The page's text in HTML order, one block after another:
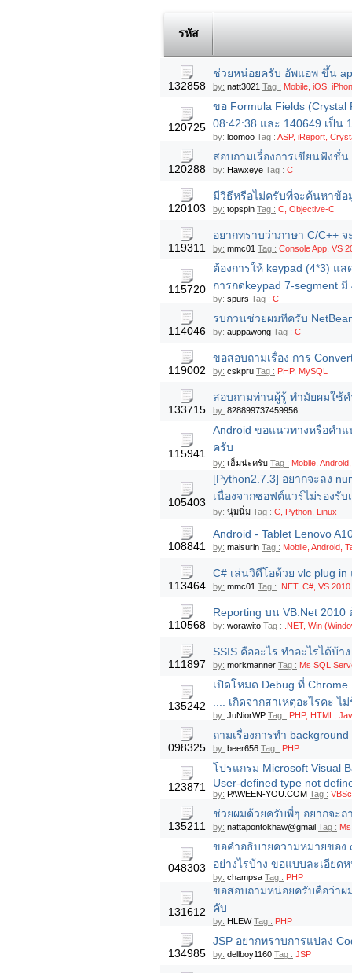
รหัส
132858
ช่วยหน่อยครับ อัพแอพ ขึ้น
by: natt3021 Tag : Mobile, iOS,
120725
ขอ Formula Fields
08:42:38 และ 140649 เป็น
by: loomoo Tag : ASP, iReport,
120288
สอบถามเรื่องการเขียนฟังชั่
by: Hawxeye Tag : C
120103
มีวิธีหรือไม่ครับที่จะค้นหาข้อ
by: topspin Tag : C, Objective-C
119311
อยากทราบว่าภาษา C/C++
by: mmc01 Tag : Console App, VS
115720
ต้องการให้ keypad (4*3) แ
การกดkeypad 7-segment มี
by: spurs Tag : C
114046
รบกวนช่วยผมทีครับ
by: auppawong Tag : C
119002
ขอสอบถามเรื่อง การ
by: cskpru Tag : PHP, MySQL
133715
สอบถามท่านผู้รู้ ทำมัยผมใช้
by: 828899737459956
115941
Android ขอแนวทางหรือคำแ
ครับ
by: เอ็มน่ะครับ Tag : Mobile,
105403
[Python2.7.3] อยากจะลง
เนื่องจากซอฟต์แวร์ไม่รองรับ
by: นุ่มนิ่ม Tag : C, Python, Linux
108841
Android - Tablet Lenovo
by: maisurin Tag : Mobile, Android,
113464
C# เล่นวิดีโอด้วย vlc plug
by: mmc01 Tag : .NET, C#, VS
110568
Reporting บน VB.Net
by: worawito Tag : .NET, Win
111897
SSIS คืออะไร ทำอะไรได้บ้า
by: morkmanner Tag : Ms SQL
135242
เปิดโหมด Debug ที่ Chrome
.... เกิดจากสาเหตุอะไรคะ
by: JuNiorWP Tag : PHP, HTML,
098325
ถามเรื่องการทำ
by: beer656 Tag : PHP
123871
โปรแกรม Microsoft Visual
User-defined type not
by: PAWEEN-YOU.COM Tag :
135211
ช่วยผมด้วยครับพี่ๆ อยากจะถ
by: nattapontokhaw@gmail Tag :
048303
ขอคำอธิบายความหมายของ
อย่างไรบ้าง ขอแบบละเอียด
by: champsa Tag : PHP
131612
ขอสอบถามหน่อยครับคือว่าผ
คับ
by: HLEW Tag : PHP
134985
JSP อยากทราบการแปลง
by: dellboy1160 Tag : JSP